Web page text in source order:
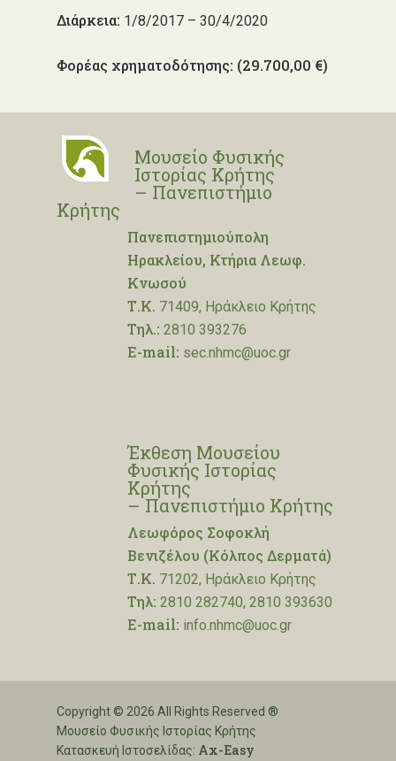
Διάρκεια: 1/8/2017 – 30/4/2020
Φορέας χρηματοδότησης: (29.700,00 €)
Μουσείο Φυσικής
Ιστορίας Κρήτης
– Πανεπιστήμιο
Κρήτης
Πανεπιστημιούπολη
Ηρακλείου, Κτήρια Λεωφ.
Κνωσού
Τ.Κ. 71409, Ηράκλειο Κρήτης
Τηλ.: 2810 393276
E-mail: sec.nhmc@uoc.gr
Έκθεση Μουσείου
Φυσικής Ιστορίας
Κρήτης
– Πανεπιστήμιο Κρήτης
Λεωφόρος Σοφοκλή
Βενιζέλου (Κόλπος Δερματά)
Τ.Κ. 71202, Ηράκλειο Κρήτης
Τηλ: 2810 282740, 2810 393630
E-mail: info.nhmc@uoc.gr
Copyright © 2026 All Rights Reserved ®
Μουσείο Φυσικής Ιστορίας Κρήτης
Κατασκευή Ιστοσελίδας: Ax-Easy